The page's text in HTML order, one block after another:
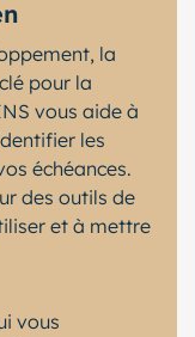
la
pour la
vous aide à
les
échéances.
des outils de
et à mettre
vous